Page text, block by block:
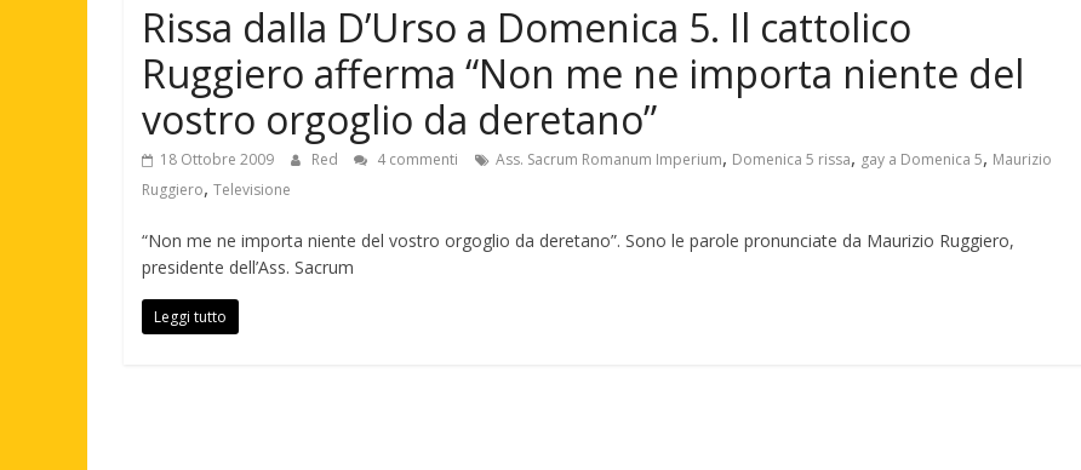
moda
maschile
Rissa dalla D’Urso a Domenica 5. Il cattolico
Ruggiero afferma “Non me ne importa niente del
vostro orgoglio da deretano”
18 Ottobre 2009 Red 4 commenti Ass. Sacrum Romanum Imperium, Domenica 5 rissa, gay a Domenica 5, Maurizio
Ruggiero, Televisione
“Non me ne importa niente del vostro orgoglio da deretano”. Sono le parole pronunciate da Maurizio Ruggiero,
presidente dell’Ass. Sacrum
Leggi tutto